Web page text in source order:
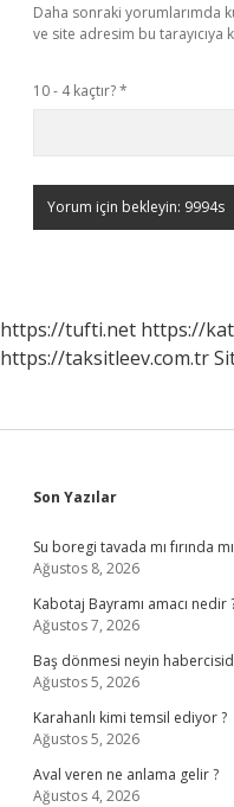
Daha sonraki yorumlarımda
ve site adresim bu tarayıcıya
10 - 4 kaçtır?*
https://tufti.net https://
https://taksitleev.com.tr
Sidebar
Son Yazılar
Su boregi tavada mı fırında
Ağustos 8, 2026
Kabotaj Bayramı amacı nedir
Ağustos 7, 2026
Baş dönmesi neyin
Ağustos 5, 2026
Karahanlı kimi temsil ediyor ?
Ağustos 5, 2026
Aval veren ne anlama gelir ?
Ağustos 4, 2026